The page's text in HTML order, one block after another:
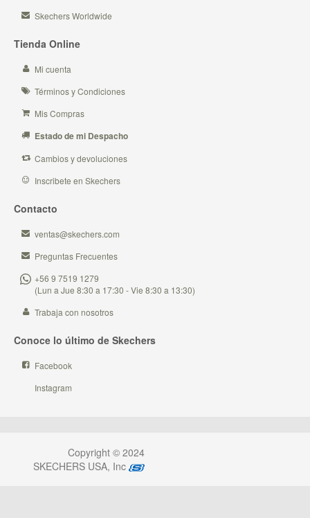
Skechers Worldwide
Tienda Online
Mi cuenta
Términos y Condiciones
Mis Compras
Estado de mi Despacho
Cambios y devoluciones
Inscribete en Skechers
Contacto
ventas@skechers.com
Preguntas Frecuentes
+56 9 7519 1279
(Lun a Jue 8:30 a 17:30 - Vie 8:30 a 13:30)
Trabaja con nosotros
Conoce lo último de Skechers
Facebook
Instagram
Copyright © 2024
SKECHERS USA, Inc